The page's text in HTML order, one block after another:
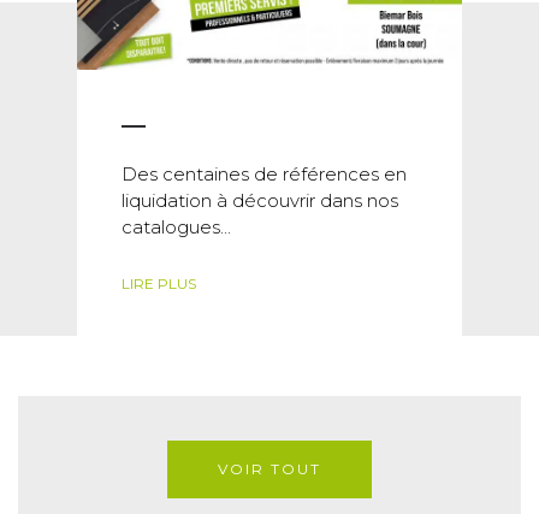
Des centaines de références en
liquidation à découvrir dans nos
catalogues...
LIRE PLUS
VOIR TOUT